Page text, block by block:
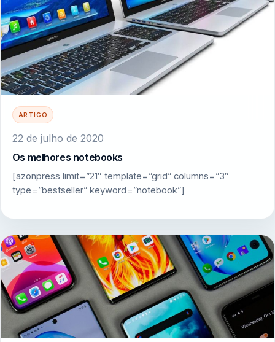
ARTIGO
22 de julho de 2020
Os melhores notebooks
[azonpress limit=”21″ template=”grid” columns=”3″
type=”bestseller” keyword=”notebook”]